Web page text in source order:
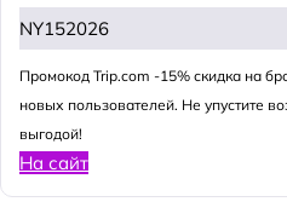
NY152026
Промокод Trip.com -15% скидка на
новых пользователей. Не упустите
выгодой!
На сайт